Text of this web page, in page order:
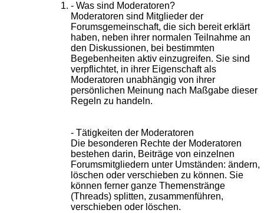
- Was sind Moderatoren?
Moderatoren sind Mitglieder der
Forumsgemeinschaft, die sich bereit erklärt
haben, neben ihrer normalen Teilnahme an
den Diskussionen, bei bestimmten
Begebenheiten aktiv einzugreifen. Sie sind
verpflichtet, in ihrer Eigenschaft als
Moderatoren unabhängig von ihrer
persönlichen Meinung nach Maßgabe dieser
Regeln zu handeln.
- Tätigkeiten der Moderatoren
Die besonderen Rechte der Moderatoren
bestehen darin, Beiträge von einzelnen
Forumsmitgliedern unter Umständen: ändern,
löschen oder verschieben zu können. Sie
können ferner ganze Themenstränge
(Threads) splitten, zusammenführen,
verschieben oder löschen.